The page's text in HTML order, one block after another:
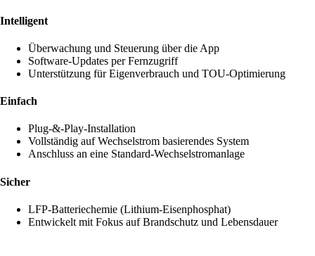
Intelligent
Überwachung und Steuerung über die App
Software-Updates per Fernzugriff
Unterstützung für Eigenverbrauch und TOU-Optimierung
Einfach
Plug-&-Play-Installation
Vollständig auf Wechselstrom basierendes System
Anschluss an eine Standard-Wechselstromanlage
Sicher
LFP-Batteriechemie (Lithium-Eisenphosphat)
Entwickelt mit Fokus auf Brandschutz und Lebensdauer